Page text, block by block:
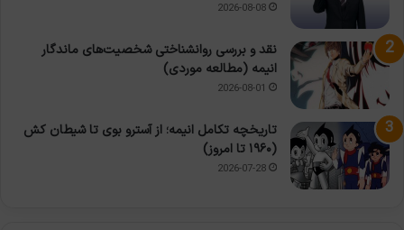
2026-08-08
نقد و بررسی روانشناختی شخصیت‌های ماندگار
انیمه (مطالعه موردی)
2026-08-01
تاریخچه تکامل انیمه؛ از آسترو بوی تا شیطان کش
(۱۹۶۰ تا امروز)
2026-07-28